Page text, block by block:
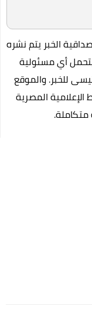
الجديد
وصحة جنينك
الخبر يتم نشره
أي مسئولية
للخبر. والموقع
المصرية
متكاملة.